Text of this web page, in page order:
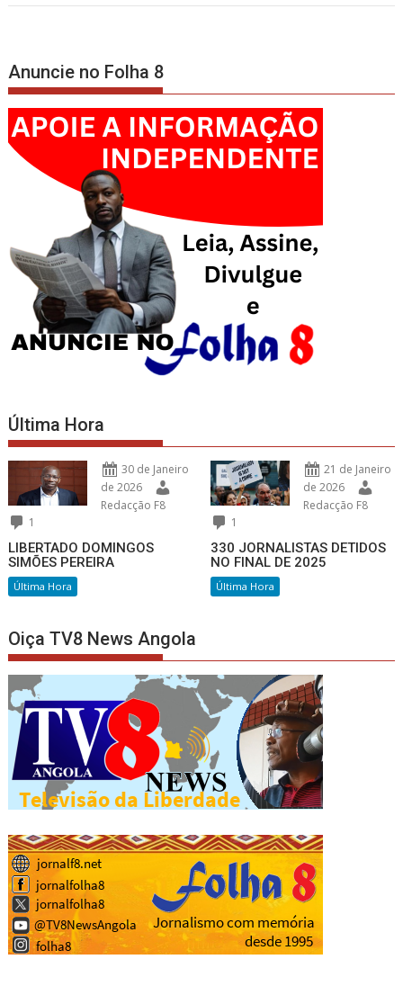
Anuncie no Folha 8
Última Hora
30 de Janeiro
de 2026
Redacção F8
1
LIBERTADO DOMINGOS
SIMÕES PEREIRA
Última Hora
21 de Janeiro
de 2026
Redacção F8
1
330 JORNALISTAS DETIDOS
NO FINAL DE 2025
Última Hora
Oiça TV8 News Angola